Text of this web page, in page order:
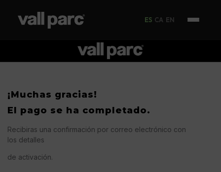
ES CA EN
¡Muchas gracias!
El pago se ha completado.
Recibiras una confirmación por correo electrónico con
los detalles
de activación.